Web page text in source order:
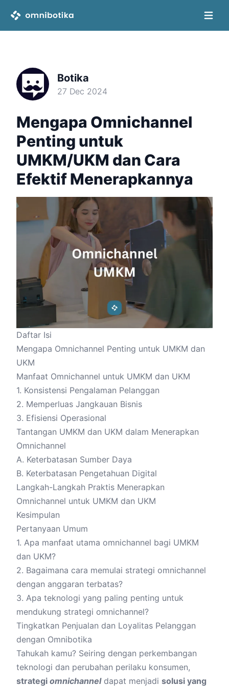
Open
Botika
27 Dec 2024
Mengapa Omnichannel
Penting untuk
UMKM/UKM dan Cara
Efektif Menerapkannya
Daftar Isi
Mengapa Omnichannel Penting untuk UMKM dan
UKM
Manfaat Omnichannel untuk UMKM dan UKM
1. Konsistensi Pengalaman Pelanggan
2. Memperluas Jangkauan Bisnis
3. Efisiensi Operasional
Tantangan UMKM dan UKM dalam Menerapkan
Omnichannel
A. Keterbatasan Sumber Daya
B. Keterbatasan Pengetahuan Digital
Langkah-Langkah Praktis Menerapkan
Omnichannel untuk UMKM dan UKM
Kesimpulan
Pertanyaan Umum
1. Apa manfaat utama omnichannel bagi UMKM
dan UKM?
2. Bagaimana cara memulai strategi omnichannel
dengan anggaran terbatas?
3. Apa teknologi yang paling penting untuk
mendukung strategi omnichannel?
Tingkatkan Penjualan dan Loyalitas Pelanggan
dengan Omnibotika
Tahukah kamu? Seiring dengan perkembangan
teknologi dan perubahan perilaku konsumen,
strategi omnichanneldapat menjadi solusi yang